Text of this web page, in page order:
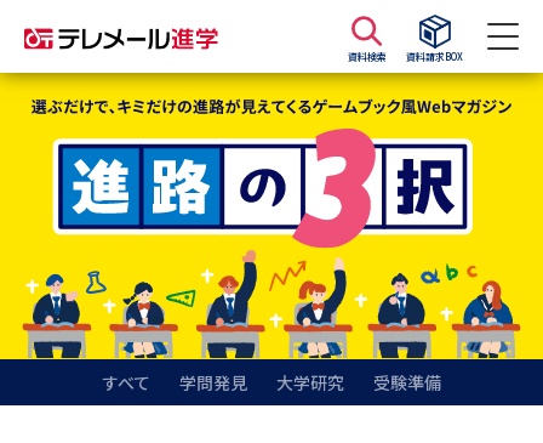
資料検索 資料請求BOX
資料検索
大学・短大の資料種類から請求
大学パンフ 学部・学科パンフ
総合型選抜・学校推薦型選抜 募
集要項＆願書
大学入学共通テスト利用選抜の
募集要項＆願書
すべて 学問発見 大学研究 受験準備